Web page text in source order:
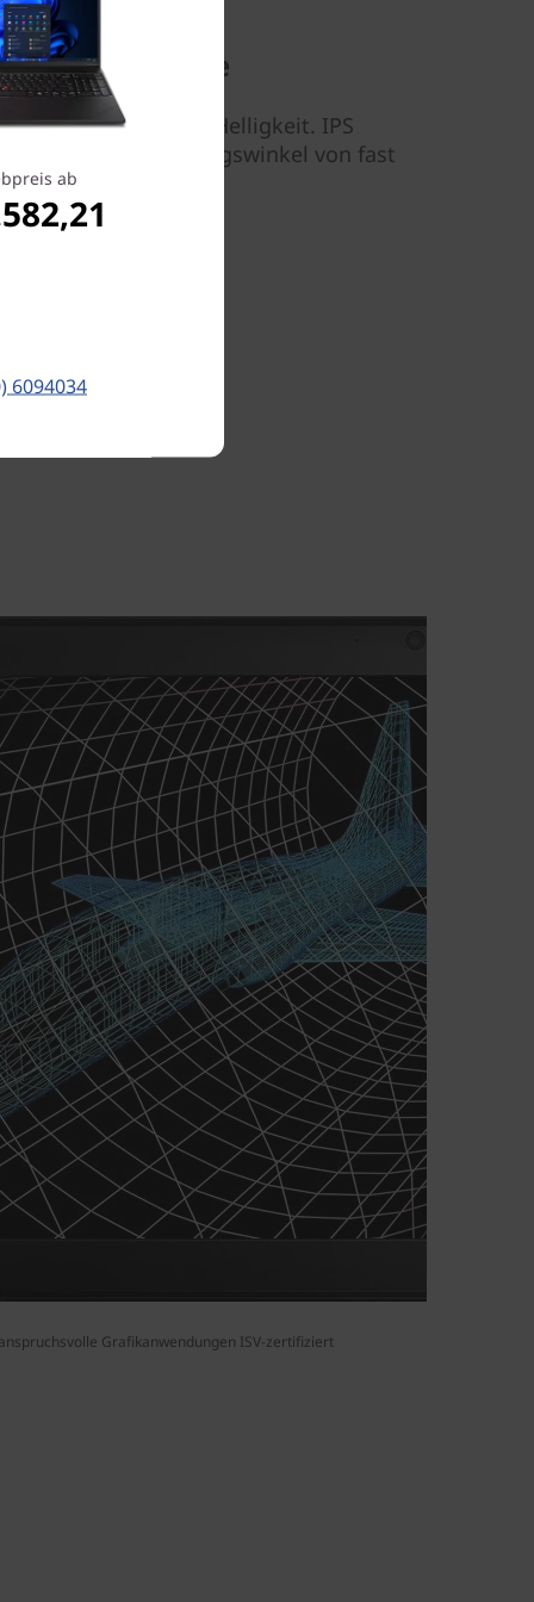
Technologie
Displays mit großer Helligkeit. IPS
einen Betrachtungswinkel von fast
Grafikanwendungen ISV-zertifiziert
ab
6094034